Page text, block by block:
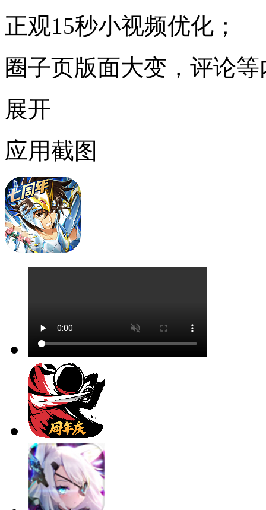
正观15秒小视频优化；
圈子页版面大变，评论
展开
应用截图